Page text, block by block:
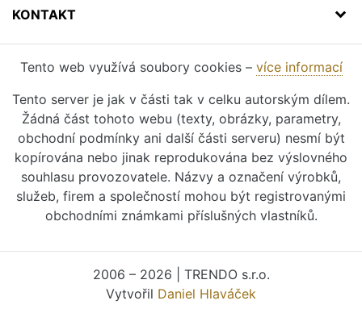
KONTAKT
Tento web využívá soubory cookies – více informací
Tento server je jak v části tak v celku autorským dílem.
Žádná část tohoto webu (texty, obrázky, parametry,
obchodní podmínky ani další části serveru) nesmí být
kopírována nebo jinak reprodukována bez výslovného
souhlasu provozovatele. Názvy a označení výrobků,
služeb, firem a společností mohou být registrovanými
obchodními známkami příslušných vlastníků.
2006 – 2026 | TRENDO s.r.o.
Vytvořil Daniel Hlaváček